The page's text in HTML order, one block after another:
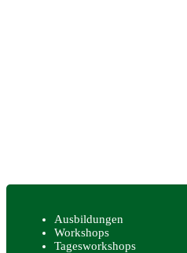
Ausbildungen
Workshops
Tagesworkshops